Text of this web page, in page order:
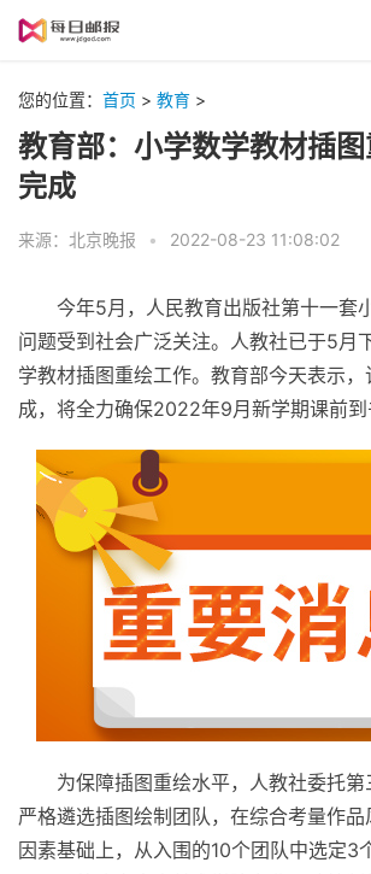
您的位置： 首页 > 教育 >
教育部：小学数学教材插
完成
来源：北京晚报 • 2022-08-23 11:08:02
今年5月，人民教育出版社第十一套
问题受到社会广泛关注。人教社已于5月
学教材插图重绘工作。教育部今天表示
成，将全力确保2022年9月新学期课前到
为保障插图重绘水平，人教社委托
严格遴选插图绘制团队，在综合考量作
因素基础上，从入围的10个团队中选定3